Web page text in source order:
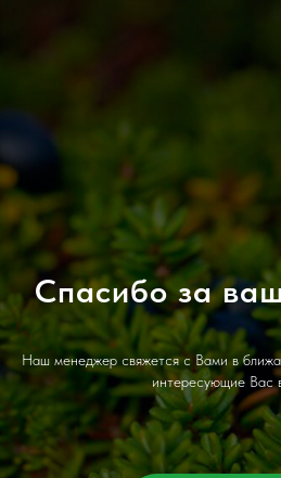
Спасибо за
Наш менеджер свяжется с Вами в
интересующие Вас